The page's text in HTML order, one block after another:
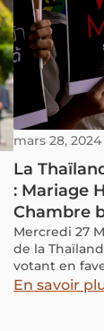
mars 28, 2024
La
: Mariage
Chambre
Mercredi 27
de la
votant en
homosexuel.
En savoir